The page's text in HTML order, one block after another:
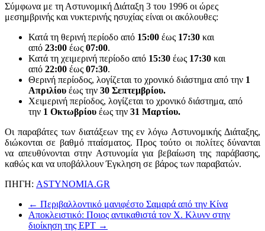
Σύμφωνα με τη Αστυνομική Διάταξη 3 του 1996 οι ώρες
μεσημβρινής και νυκτερινής ησυχίας είναι οι ακόλουθες:
Κατά τη θερινή περίοδο από 15:00 έως 17:30 και
από 23:00 έως 07:00.
Κατά τη χειμερινή περίοδο από 15:30 έως 17:30 και
από 22:00 έως 07:30.
Θερινή περίοδος, λογίζεται το χρονικό διάστημα από την 1
Απριλίου έως την 30 Σεπτεμβρίου.
Χειμερινή περίοδος, λογίζεται το χρονικό διάστημα, από
την 1 Οκτωβρίου έως την 31 Μαρτίου.
Οι παραβάτες των διατάξεων της εν λόγω Αστυνομικής Διάταξης,
διώκονται σε βαθμό πταίσματος. Προς τούτο οι πολίτες δύνανται
να απευθύνονται στην Αστυνομία για βεβαίωση της παράβασης,
καθώς και να υποβάλλουν Έγκληση σε βάρος των παραβατών.
ΠΗΓΗ: ASTYNOMIA.GR
← Περιβαλλοντικό μανιφέστο Σαμαρά από την Κίνα
Αποκλειστικό: Ποιος αντικαθιστά τον Χ. Κλυνν στην
διοίκηση της ΕΡΤ →